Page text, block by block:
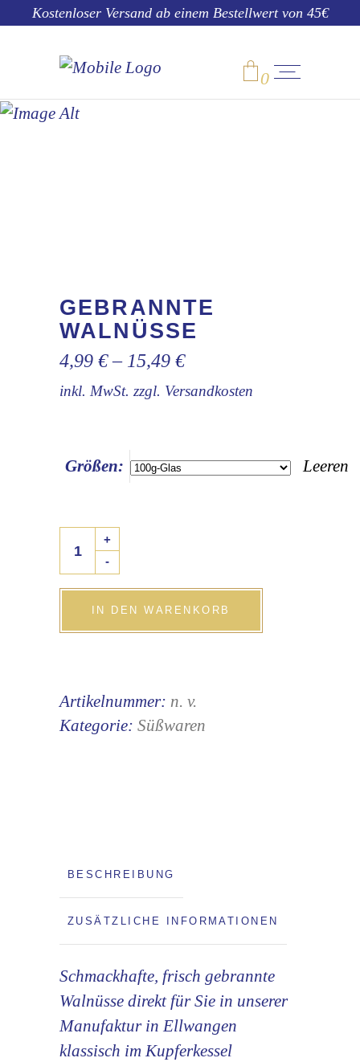
Kostenloser Versand ab einem Bestellwert von 45€
0
GEBRANNTE
WALNÜSSE
4,99 €– 15,49 €
inkl. MwSt. zzgl. Versandkosten
Größen: Leeren
Gebrannte
Walnüsse
quantity
-
+
IN DEN WARENKORB
Artikelnummer: n. v.
Kategorie: Süßwaren
BESCHREIBUNG
ZUSÄTZLICHE INFORMATIONEN
Schmackhafte, frisch gebrannte
Walnüsse direkt für Sie in unserer
Manufaktur in Ellwangen
klassisch im Kupferkessel